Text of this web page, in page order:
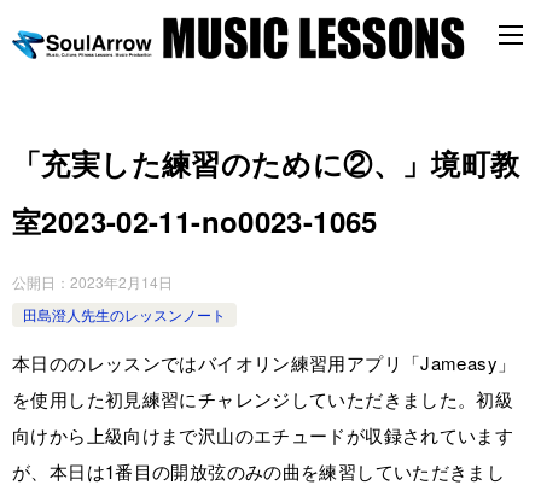
「充実した練習のために②、」境町教
室2023-02-11-­no0023-­1065
公開日： 2023年2月14日
田島澄人先生のレッスンノート
本日ののレッスンではバイオリン練習用アプリ「Jameasy」
を使用した初見練習にチャレンジしていただきました。初級
向けから上級向けまで沢山のエチュードが収録されています
が、本日は1番目の開放弦のみの曲を練習していただきまし